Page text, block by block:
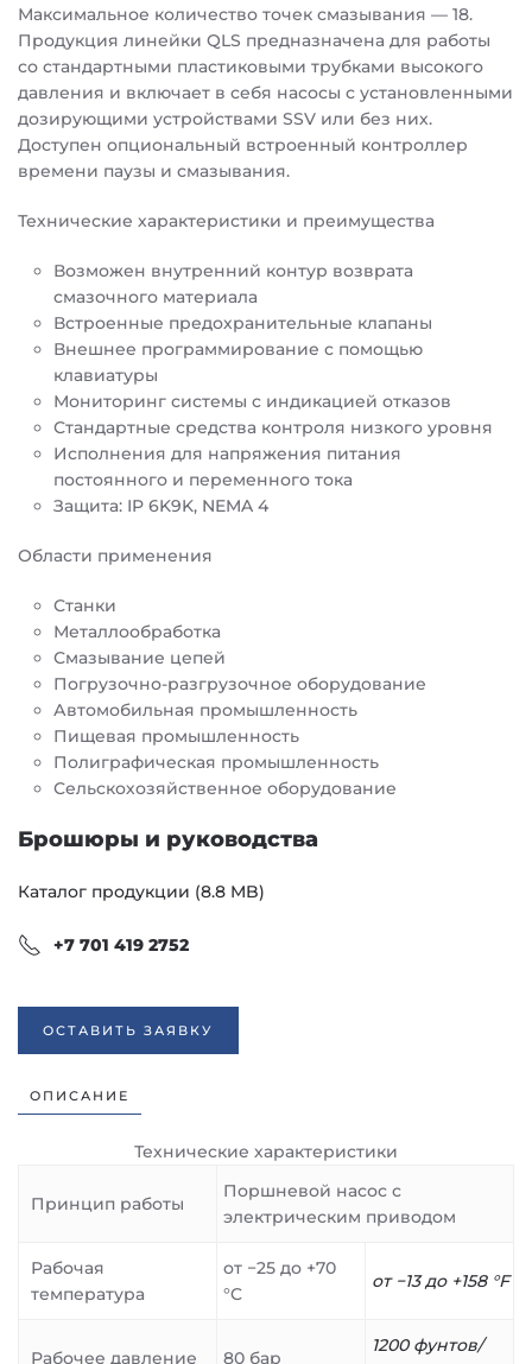
Максимальное количество точек смазывания — 18.
Продукция линейки QLS предназначена для работы
со стандартными пластиковыми трубками высокого
давления и включает в себя насосы с установленными
дозирующими устройствами SSV или без них.
Доступен опциональный встроенный контроллер
времени паузы и смазывания.
Технические характеристики и преимущества
Возможен внутренний контур возврата
смазочного материала
Встроенные предохранительные клапаны
Внешнее программирование с помощью
клавиатуры
Мониторинг системы с индикацией отказов
Стандартные средства контроля низкого уровня
Исполнения для напряжения питания
постоянного и переменного тока
Защита: IP 6K9K, NEMA 4
Области применения
Станки
Металлообработка
Смазывание цепей
Погрузочно-разгрузочное оборудование
Автомобильная промышленность
Пищевая промышленность
Полиграфическая промышленность
Сельскохозяйственное оборудование
Брошюры и руководства
Каталог продукции (8.8 MB)
+7 701 419 2752
ОСТАВИТЬ ЗАЯВКУ
ОПИСАНИЕ
Технические характеристики
Принцип работы
Поршневой насос с
электрическим приводом
Рабочая
температура
от −25 до +70
°C
от −13 до +158 °F
Рабочее давление 80 бар
1200 фунтов/